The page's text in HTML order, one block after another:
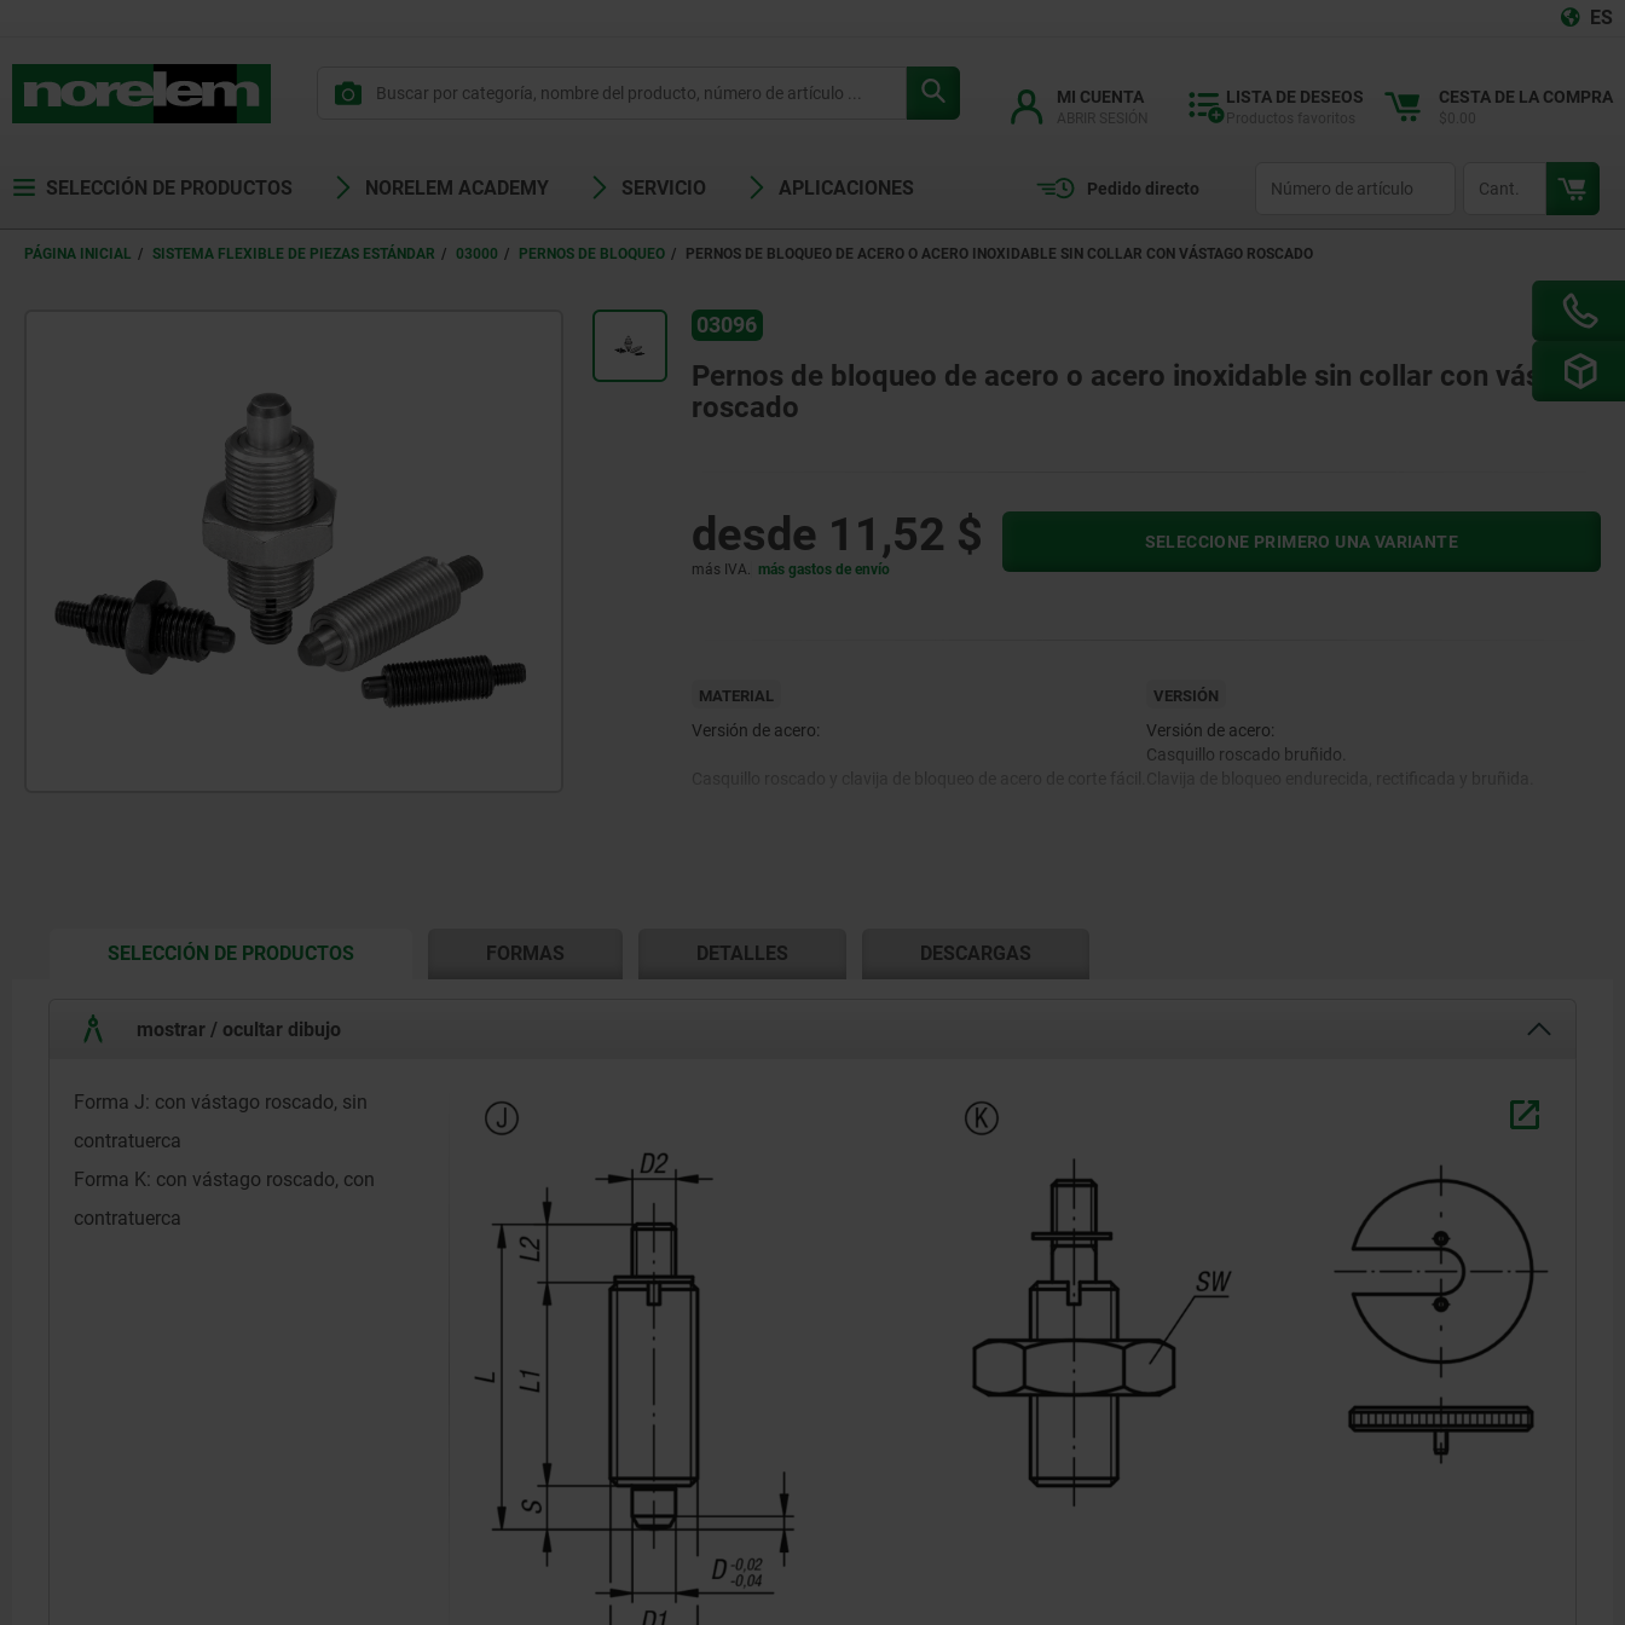
ES
MI CUENTA LISTA DE DESEOS CESTA DE LA COMPRA
SELECCIÓN DE PRODUCTOS NORELEM ACADEMY SERVICIO APLICACIONES Pedido directo
PÁGINA INICIAL SISTEMA FLEXIBLE DE PIEZAS ESTÁNDAR 03000 PERNOS DE BLOQUEO PERNOS DE BLOQUEO DE ACERO O ACERO INOXIDABLE SIN COLLAR CON VÁSTAGO ROSCADO
03096
Pernos de bloqueo de acero o acero inoxidable sin collar con vástago
roscado
desde 11,52 $
más IVA. más gastos de envío
SELECCIONE PRIMERO UNA VARIANTE
MATERIAL
Versión de acero:
VERSIÓN
Versión de acero:
Casquillo roscado bruñido.
SELECCIÓN DE PRODUCTOSCURRENT
FORMAS DETALLES DESCARGAS
mostrar / ocultar dibujo
Forma J: con vástago roscado, sin
contratuerca
Forma K: con vástago roscado, con
contratuerca